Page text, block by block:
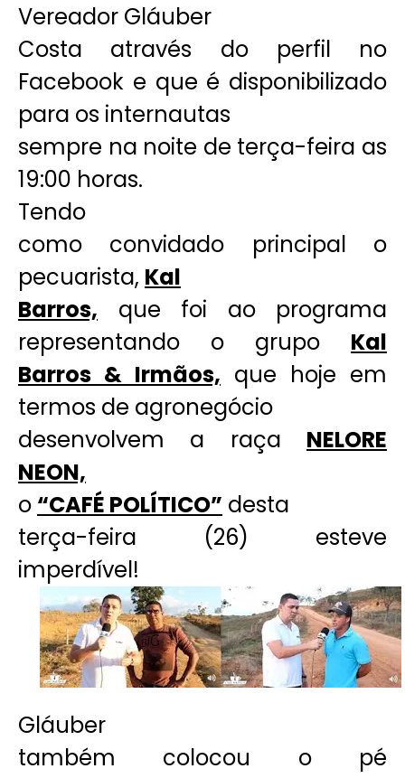
Vereador Gláuber
Costa através do perfil no
Facebook e que é disponibilizado
para os internautas
sempre na noite de terça-feira as
19:00 horas.
Tendo
como convidado principal o
pecuarista, Kal
Barros, que foi ao programa
representando o grupo Kal
Barros & Irmãos, que hoje em
termos de agronegócio
desenvolvem a raça NELORE
NEON,
o “CAFÉ POLÍTICO” desta
terça-feira (26) esteve
imperdível!
Gláuber
também colocou o pé